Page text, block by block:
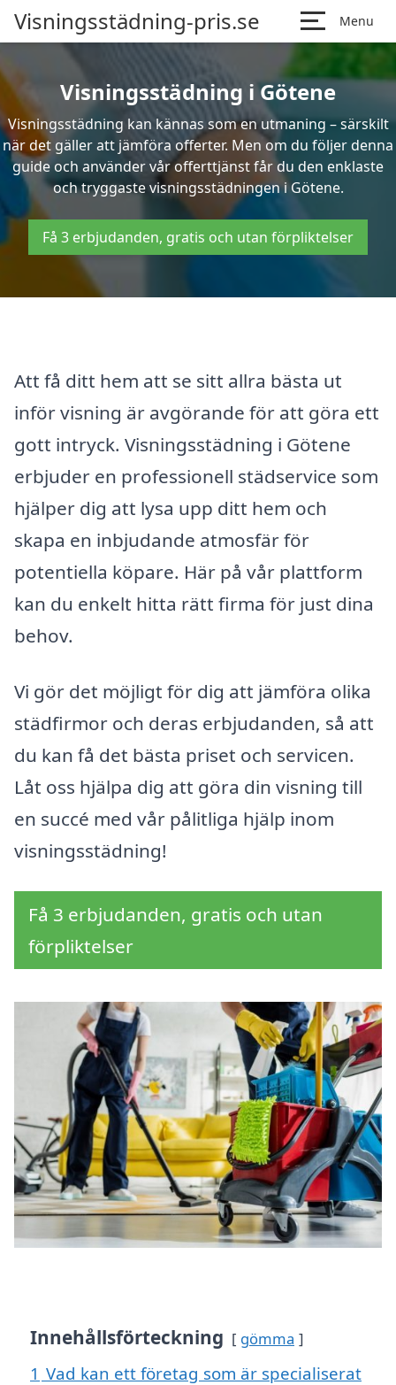
Visningsstädning-pris.se Menu
Visningsstädning i Götene
Visningsstädning kan kännas som en utmaning – särskilt
när det gäller att jämföra offerter. Men om du följer denna
guide och använder vår offerttjänst får du den enklaste
och tryggaste visningsstädningen i Götene.
Få 3 erbjudanden, gratis och utan förpliktelser
Att få ditt hem att se sitt allra bästa ut
inför visning är avgörande för att göra ett
gott intryck. Visningsstädning i Götene
erbjuder en professionell städservice som
hjälper dig att lysa upp ditt hem och
skapa en inbjudande atmosfär för
potentiella köpare. Här på vår plattform
kan du enkelt hitta rätt firma för just dina
behov.
Vi gör det möjligt för dig att jämföra olika
städfirmor och deras erbjudanden, så att
du kan få det bästa priset och servicen.
Låt oss hjälpa dig att göra din visning till
en succé med vår pålitliga hjälp inom
visningsstädning!
Få 3 erbjudanden, gratis och utan
förpliktelser
Innehållsförteckning gömma
1 Vad kan ett företag som är specialiserat